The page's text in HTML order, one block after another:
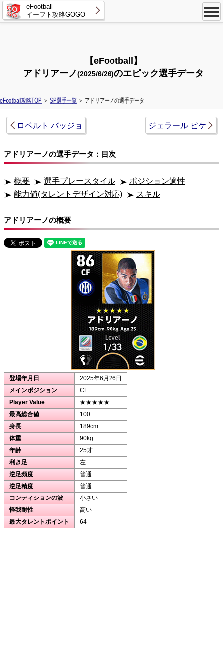
eFootball
イーフト攻略GOGO
【eFootball】
アドリアーノ(2025/6/26)のエピック選手データ
eFootball攻略TOP ＞ SP選手一覧 ＞ アドリアーノの選手データ
ロベルト バッジョ ジェラール ピケ
アドリアーノの選手データ：目次
概要 選手プレースタイル
ポジション適性
能力値(タレントデザイン対応)
スキル
アドリアーノの概要
登場年月日
2025年6月26日
メインポジション
CF
Player Value
★★★★★
最高総合値
100
身長
189cm
体重
90kg
年齢
25才
利き足
左
逆足頻度
普通
逆足精度
普通
コンディションの波
小さい
怪我耐性
高い
最大タレントポイント
64